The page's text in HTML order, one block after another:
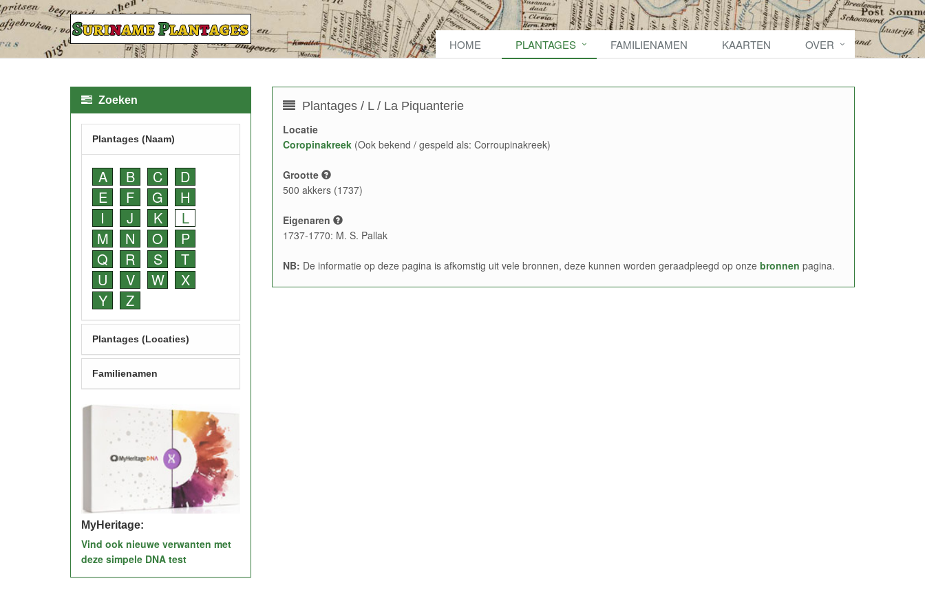
HOME PLANTAGES FAMILIENAMEN KAARTEN OVER
Plantages / L / La Piquanterie
Locatie
Coropinakreek(Ook bekend / gespeld als: Corroupinakreek)
Grootte
500 akkers (1737)
Eigenaren
1737-1770: M. S. Pallak
NB: De informatie op deze pagina is afkomstig uit vele bronnen, deze kunnen worden geraadpleegd op onze bronnen pagina.
Zoeken
Plantages (Naam)
A B C
D
E
F G
H
I
J K
L
M
N O
P
Q
R S
T
U
V W
X
Y
Z
Plantages (Locaties)
Familienamen
MyHeritage:
Vind ook nieuwe verwanten met
deze simpele DNA test